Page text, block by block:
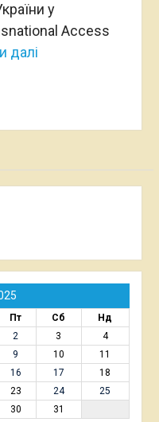
у
Access
далі
Пт Сб
Нд
2 3
4
9 10
11
16 17
18
23 24
25
30 31